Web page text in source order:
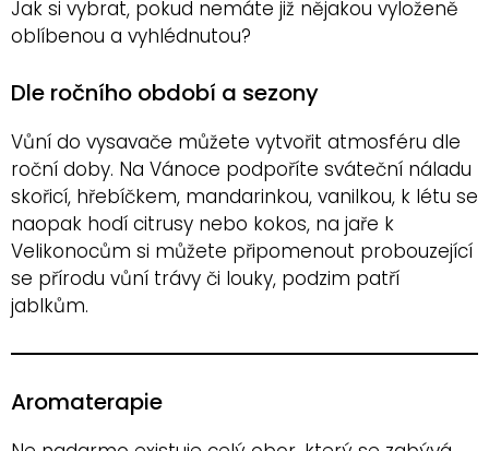
Jak si vybrat, pokud nemáte již nějakou vyloženě
oblíbenou a vyhlédnutou?
Dle ročního období a sezony
Vůní do vysavače můžete vytvořit atmosféru dle
roční doby. Na Vánoce podpoříte sváteční náladu
skořicí, hřebíčkem, mandarinkou, vanilkou, k létu se
naopak hodí citrusy nebo kokos, na jaře k
Velikonocům si můžete připomenout probouzející
se přírodu vůní trávy či louky, podzim patří
jablkům.
Aromaterapie